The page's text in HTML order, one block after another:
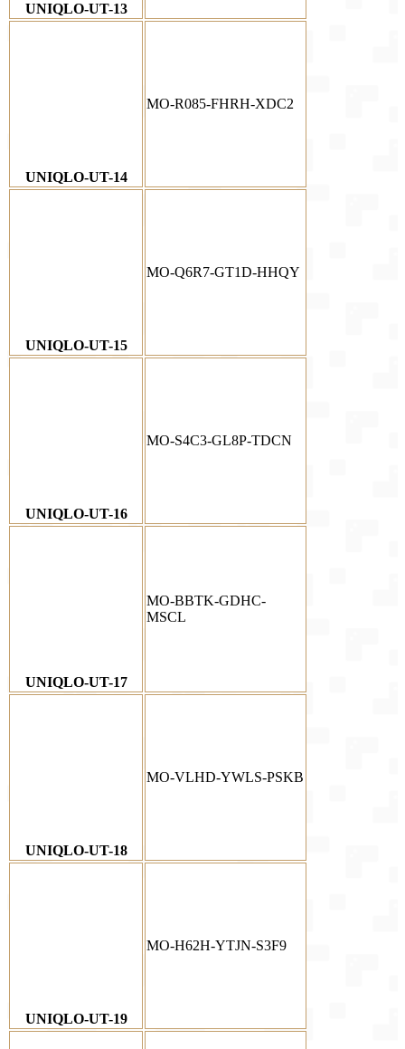
UNIQLO-UT-13
UNIQLO-UT-14
MO-R085-FHRH-XDC2
UNIQLO-UT-15
MO-Q6R7-GT1D-HHQY
UNIQLO-UT-16
MO-S4C3-GL8P-TDCN
UNIQLO-UT-17
MO-BBTK-GDHC-
MSCL
UNIQLO-UT-18
MO-VLHD-YWLS-PSKB
UNIQLO-UT-19
MO-H62H-YTJN-S3F9